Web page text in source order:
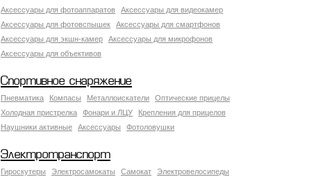
Аксессуары для фотоаппаратов
Аксессуары для видеокамер
Аксессуары для фотовспышек
Аксессуары для смартфонов
Аксессуары для экшн-камер
Аксессуары для микрофонов
Аксессуары для объективов
Спортивное снаряжение
Пневматика Компасы Металлоискатели
Оптические прицелы
Холодная пристрелка
Фонари и ЛЦУ
Крепления для прицелов
Наушники активные
Аксессуары Фотоловушки
Электротранспорт
Гироскутеры Электросамокаты Самокат
Электровелосипеды